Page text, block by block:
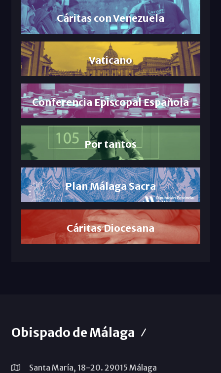
Cáritas con Venezuela
Vaticano
Conferencia Episcopal Española
Por tantos
Plan Málaga Sacra
Cáritas Diocesana
Obispado de Málaga
Santa María, 18-20. 29015 Málaga